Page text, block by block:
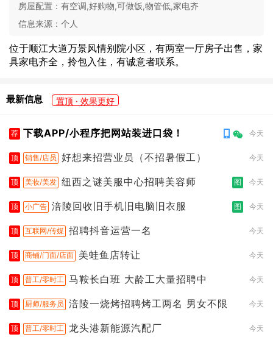
房屋配置： 有空调,好购物,可做饭,物管低,家电齐
信息来源： 个人
位于顺江大道万景风情别院小区，有两室一厅房子出售，家
具家电齐全，拎包入住，有诚意者联系。
最新信息 置顶 · 效果更好
荐 下载APP/小程序把网站装进口袋！ 今天
顶 销售/店员 好想来招营业员（不招暑假工） 今天
顶 美妆/美发 纽西之谜美服中心招聘美容师 图 今天
顶 小广告 涪陵回收旧手机旧电脑旧衣服 图 今天
顶 互联网/传媒 招聘抖音运营一名 今天
顶 商铺/门面/店面 美蛙鱼店转让 今天
顶 普工/零时工 马鞍长白班 大龄工大量招聘中 今天
顶 厨师/服务员 涪陵一烧烤招聘烤工两名 男女不限 今天
顶 普工/零时工 龙头港新能源汽配厂 今天